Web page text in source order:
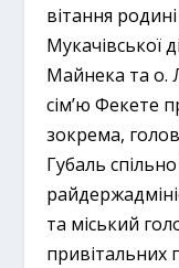
вітання
Мукачівської
Майнека та о.
сім’ю Фекете
зокрема,
Губаль
та міський
привітальних